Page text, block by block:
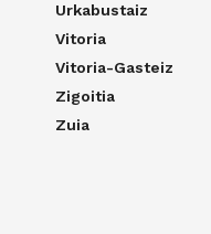
Urkabustaiz
Vitoria
Vitoria-Gasteiz
Zigoitia
Zuia